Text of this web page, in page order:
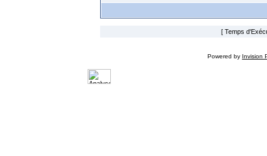
[ Temps
Powered by Invision